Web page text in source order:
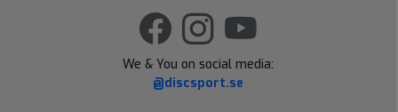
We & You on social media:
@discsport.se